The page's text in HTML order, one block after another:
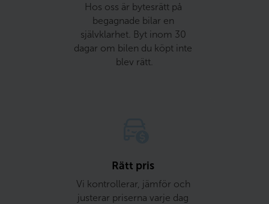
Hos oss är bytesrätt på
begagnade bilar en
självklarhet. Byt inom 30
dagar om bilen du köpt inte
blev rätt.
Rätt pris
Vi kontrollerar, jämför och
justerar priserna varje dag